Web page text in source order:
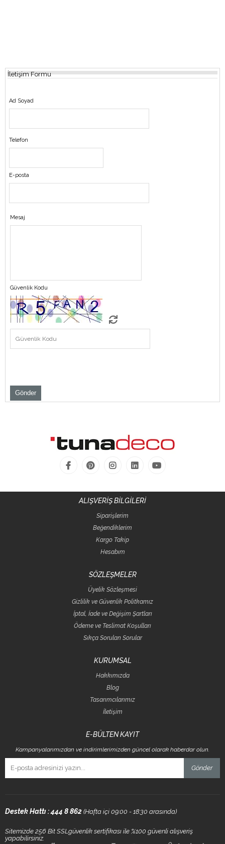
İletişim Formu
Ad Soyad
Telefon
E-posta
Mesaj
Güvenlik Kodu
ALIŞVERİŞ BİLGİLERİ
Siparişlerim
Beğendiklerim
Kargo Takip
Hesabım
SÖZLEŞMELER
Üyelik Sözleşmesi
Gizlilik ve Güvenlik Politkamız
İptal, İade ve Değişim Şartları
Ödeme ve Teslimat Koşulları
Sıkça Sorulan Sorular
KURUMSAL
Hakkımızda
Blog
Tasarımcılarımız
İletişim
E-BÜLTEN KAYIT
Kampanyalarımızdan ve indirimlerimizden güncel olarak haberdar olun.
Gönder
Destek Hattı : 444 8 862 (Hafta içi 09:00 - 18:30 arasında)
Sitemizde 256 Bit SSLgüvenlik sertifikası ile %100 güvenli alışveriş
yapabilirsiniz.